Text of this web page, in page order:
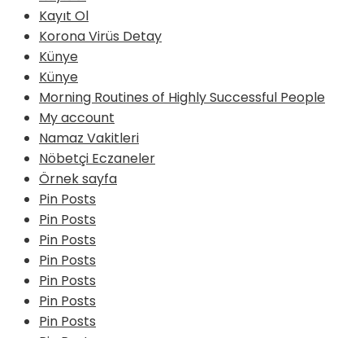
Kayıt Ol
Korona Virüs Detay
Künye
Künye
Morning Routines of Highly Successful People
My account
Namaz Vakitleri
Nöbetçi Eczaneler
Örnek sayfa
Pin Posts
Pin Posts
Pin Posts
Pin Posts
Pin Posts
Pin Posts
Pin Posts